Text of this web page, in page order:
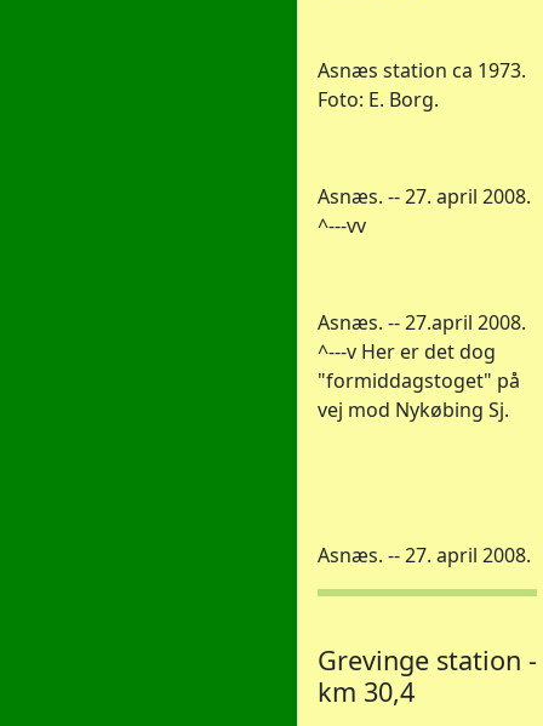
Asnæs station ca 1973.
Foto: E. Borg.
Asnæs. -- 27. april 2008.
^---vv
Asnæs. -- 27.april 2008.
^---v Her er det dog
"formiddagstoget" på
vej mod Nykøbing Sj.
Asnæs. -- 27. april 2008.
Grevinge station -
km 30,4